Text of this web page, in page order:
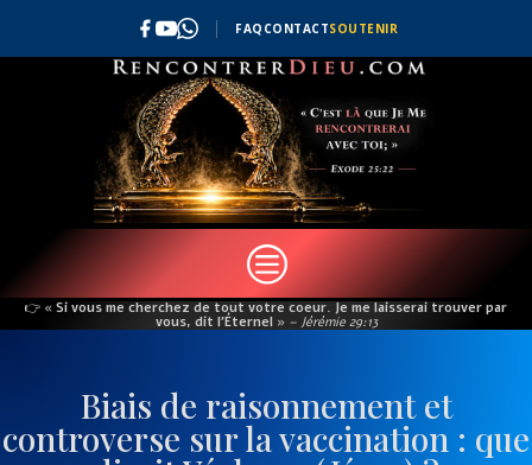
FAQ CONTACTSOUTENIR
c
👉 « Si vous me cherchez de tout votre coeur. Je me laisserai trouver par
vous, dit l’Éternel » – Jérémie 29:13
Biais de raisonnement et
controverse sur la vaccination : que